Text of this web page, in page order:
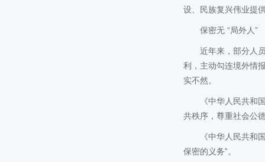
设、民族复兴伟业提
保密无 “局外人”
近年来，部分人
利，主动勾连境外情
实不然。
《中华人民共和
共秩序，尊重社会公
《中华人民共和
保密的义务”。